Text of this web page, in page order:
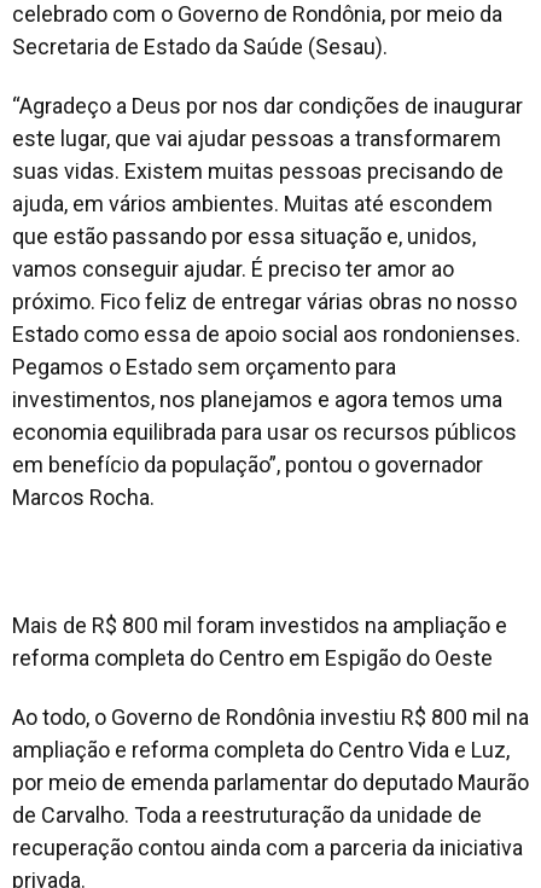
celebrado com o Governo de Rondônia, por meio da
Secretaria de Estado da Saúde (Sesau).
“Agradeço a Deus por nos dar condições de inaugurar
este lugar, que vai ajudar pessoas a transformarem
suas vidas. Existem muitas pessoas precisando de
ajuda, em vários ambientes. Muitas até escondem
que estão passando por essa situação e, unidos,
vamos conseguir ajudar. É preciso ter amor ao
próximo. Fico feliz de entregar várias obras no nosso
Estado como essa de apoio social aos rondonienses.
Pegamos o Estado sem orçamento para
investimentos, nos planejamos e agora temos uma
economia equilibrada para usar os recursos públicos
em benefício da população”, pontou o governador
Marcos Rocha.
Mais de R$ 800 mil foram investidos na ampliação e
reforma completa do Centro em Espigão do Oeste
Ao todo, o Governo de Rondônia investiu R$ 800 mil na
ampliação e reforma completa do Centro Vida e Luz,
por meio de emenda parlamentar do deputado Maurão
de Carvalho. Toda a reestruturação da unidade de
recuperação contou ainda com a parceria da iniciativa
privada.